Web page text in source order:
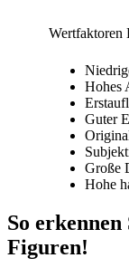
Wertfaktoren
Hohes
Guter
Große
Hohe
So
Figuren!